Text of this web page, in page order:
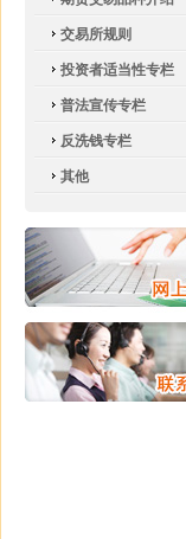
交易所规则
投资者适当性专栏
普法宣传专栏
反洗钱专栏
其他